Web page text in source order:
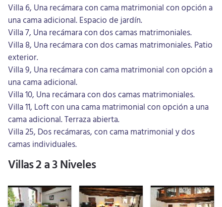
Villa 6, Una recámara con cama matrimonial con opción a
una cama adicional. Espacio de jardín.
Villa 7, Una recámara con dos camas matrimoniales.
Villa 8, Una recámara con dos camas matrimoniales. Patio
exterior.
Villa 9, Una recámara con cama matrimonial con opción a
una cama adicional.
Villa 10, Una recámara con dos camas matrimoniales.
Villa 11, Loft con una cama matrimonial con opción a una
cama adicional. Terraza abierta.
Villa 25, Dos recámaras, con cama matrimonial y dos
camas individuales.
Villas 2 a 3 Niveles